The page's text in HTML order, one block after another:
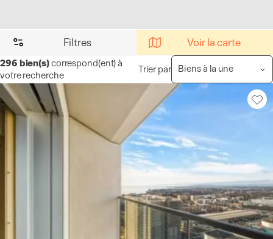
Filtres Voir la carte
296 bien(s)correspond(ent) à
votre recherche
Trier par